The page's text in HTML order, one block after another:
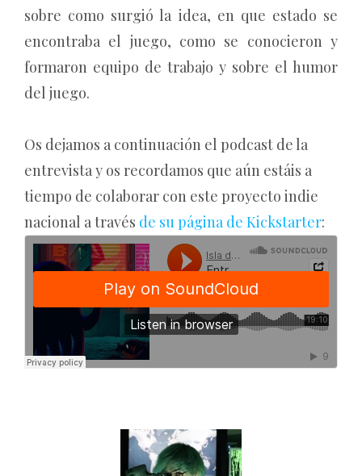
sobre como surgió la idea, en que estado se
encontraba el juego, como se conocieron y
formaron equipo de trabajo y sobre el humor
del juego.
Os dejamos a continuación el podcast de la
entrevista y os recordamos que aún estáis a
tiempo de colaborar con este proyecto indie
nacional a través de su página de Kickstarter: